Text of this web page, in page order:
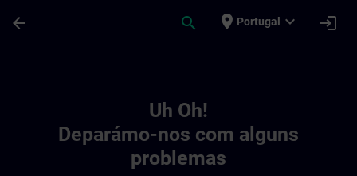
arrow_back search place Portugal expand_more login
Uh Oh!
Deparámo-nos com alguns
problemas